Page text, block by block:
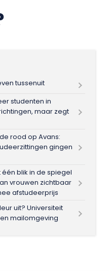
tussenuit
studenten in
maar zegt
rood op Avans:
gingen
blik in de spiegel
vrouwen zichtbaar
afstudeerprijs
uit? Universiteit
mailomgeving